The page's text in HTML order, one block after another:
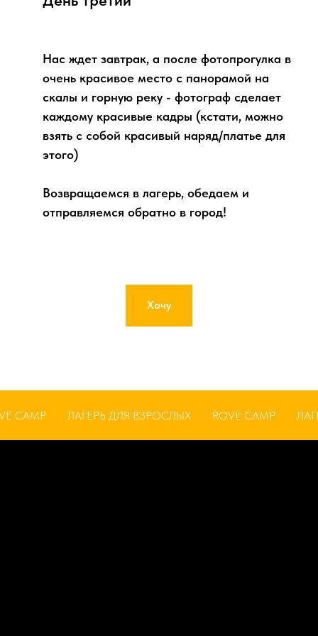
Нас ждет завтрак, а после фотопрогулка в
очень красивое место с панорамой на
скалы и горную реку - фотограф сделает
каждому красивые кадры (кстати, можно
взять с собой красивый наряд/платье для
этого)
Возвращаемся в лагерь, обедаем и
отправляемся обратно в город!
Хочу
ЛАГЕРЬ ДЛЯ ВЗРОСЛЫХ ROVE CAMP ЛАГЕРЬ